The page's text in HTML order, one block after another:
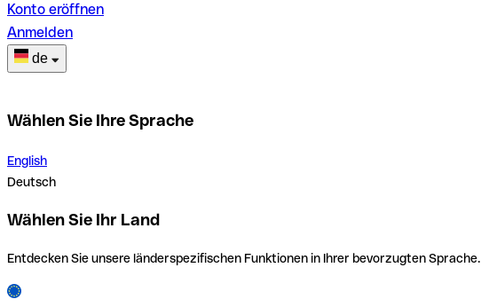
Konto eröffnen
Anmelden
de
Wählen Sie Ihre Sprache
English
Deutsch
Wählen Sie Ihr Land
Entdecken Sie unsere länderspezifischen Funktionen in Ihrer bevorzugten Sprache.